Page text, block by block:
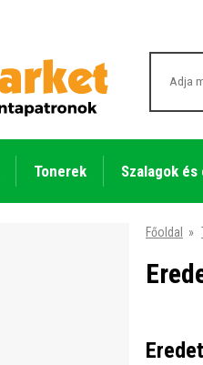
Tonerek Szalagok
Főoldal »